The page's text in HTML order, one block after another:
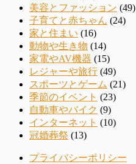
美容とファッション (49)
子育てと赤ちゃん (24)
家と住まい (16)
動物や生き物 (14)
家電やAV機器 (15)
レジャーや旅行 (49)
スポーツとゲーム (21)
季節のイベント (23)
自動車やバイク (9)
インターネット (10)
冠婚葬祭 (13)
プライバシーポリシー